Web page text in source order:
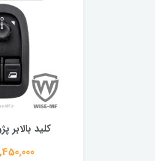
کلید بالابر پژو
1,450,000